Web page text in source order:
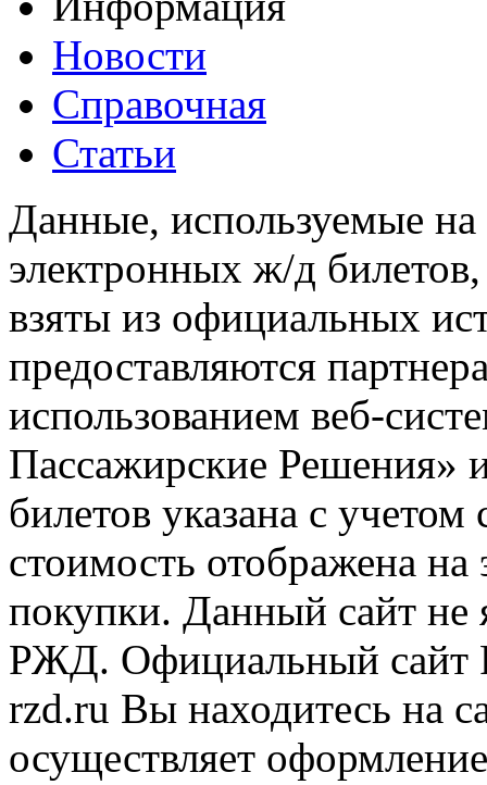
Новости
Справочная
Статьи
Данные, используемые на
электронных ж/д
взяты из официальных
предоставляются
использованием веб-
Пассажирские
билетов указана с
стоимость отображена
покупки. Данный сайт не
РЖД. Официальный сайт
rzd.ru Вы находитесь на
осуществляет